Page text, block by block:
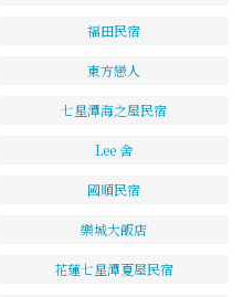
福田民宿
東方戀人
七星潭海之屋民宿
Lee 舍
國順民宿
樂城大飯店
花蓮七星潭夏屋民宿